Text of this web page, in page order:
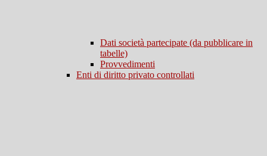
Dati società partecipate (da pubblicare in
tabelle)
Provvedimenti
Enti di diritto privato controllati